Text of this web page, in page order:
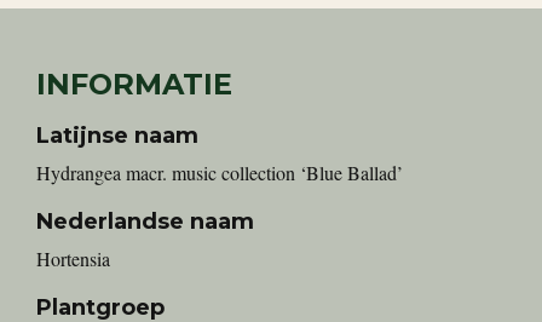
INFORMATIE
Latijnse naam
Hydrangea macr. music collection ‘Blue Ballad’
Nederlandse naam
Hortensia
Plantgroep